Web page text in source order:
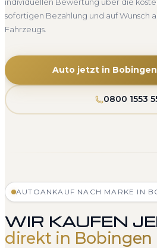
sofortigen Bezahlung und auf Wunsch
Fahrzeugs.
Auto jetzt in
0800 1553
AUTOANKAUF NACH MARKE IN
WIR KAUFEN
direkt in Bobingen